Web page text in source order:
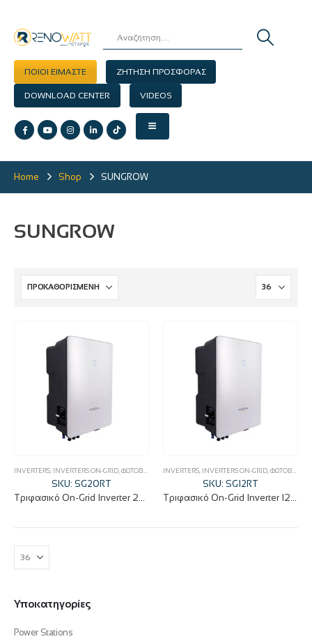
ΠΟΙΟΙ ΕΙΜΑΣΤΕ ΖΗΤΗΣΗ ΠΡΟΣΦΟΡΑΣ
DOWNLOAD CENTER VIDEOS
Home Shop SUNGROW
SUNGROW
INVERTERS, INVERTERS ON-GRID, ΦΩΤΟΒΟΛΤΑΪΚΆ
SKU: SG20RT
Τριφασικό On-Grid Inverter 20KW IP65 SG20RT
INVERTERS, INVERTERS ON-GRID, ΦΩΤΟΒΟΛΤΑΪΚΆ
SKU: SG12RT
Τριφασικό On-Grid Inverter 12KW IP65 SG12RT
Υποκατηγορίες
Power Stations